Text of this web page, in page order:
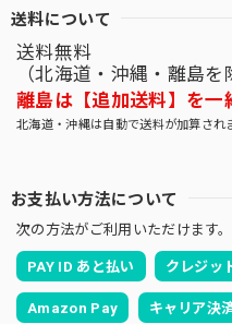
送料について
送料無料
（北海道・沖縄・離島を
離島は【追加送料】を一
北海道・沖縄は自動で送料が加算され
お支払い方法について
次の方法がご利用いただけます。
PAY ID あと払い クレジッ
Amazon Pay キャリア決